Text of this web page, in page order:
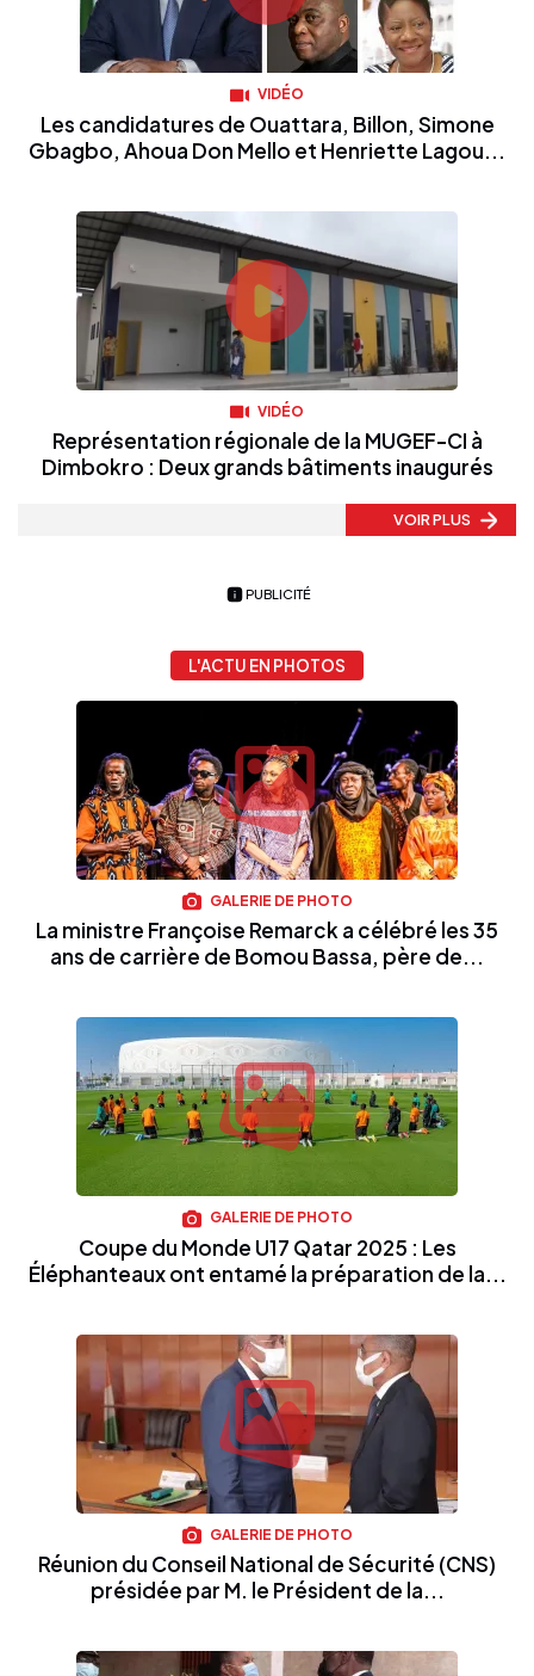
VIDÉO
Les candidatures de Ouattara, Billon, Simone
Gbagbo, Ahoua Don Mello et Henriette Lagou...
VIDÉO
Représentation régionale de la MUGEF-CI à
Dimbokro : Deux grands bâtiments inaugurés
VOIR PLUS
PUBLICITÉ
L'ACTU EN PHOTOS
GALERIE DE PHOTO
La ministre Françoise Remarck a célébré les 35
ans de carrière de Bomou Bassa, père de...
GALERIE DE PHOTO
Coupe du Monde U17 Qatar 2025 : Les
Éléphanteaux ont entamé la préparation de la...
GALERIE DE PHOTO
Réunion du Conseil National de Sécurité (CNS)
présidée par M. le Président de la...